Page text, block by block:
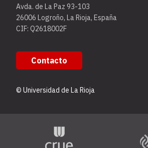
Avda. de La Paz 93-103
26006 Logroño, La Rioja, España
CIF: Q2618002F
Contacto
© Universidad de La Rioja